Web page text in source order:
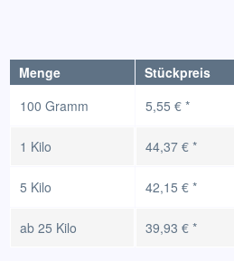
Menge Stückpreis
100 Gramm
5,55 € *
1 Kilo 44,37 € *
5 Kilo 42,15 € *
ab 25 Kilo 39,93 € *